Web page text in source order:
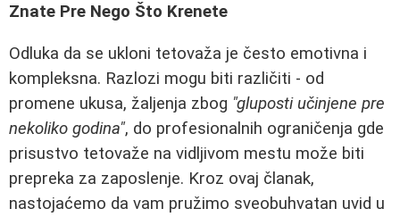
Znate Pre Nego Što Krenete
Odluka da se ukloni tetovaža je često emotivna i
kompleksna. Razlozi mogu biti različiti - od
promene ukusa, žaljenja zbog "gluposti učinjene pre
nekoliko godina", do profesionalnih ograničenja gde
prisustvo tetovaže na vidljivom mestu može biti
prepreka za zaposlenje. Kroz ovaj članak,
nastojaćemo da vam pružimo sveobuhvatan uvid u